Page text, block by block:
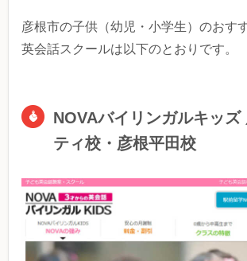
彦根市の子供（幼児・小学生）のおす
英会話スクールは以下のとおりです。
NOVAバイリンガルキッズ
ティ校・彦根平田校